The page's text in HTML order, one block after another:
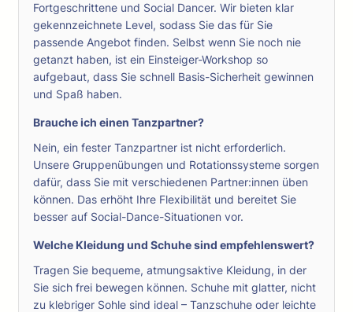
Fortgeschrittene und Social Dancer. Wir bieten klar
gekennzeichnete Level, sodass Sie das für Sie
passende Angebot finden. Selbst wenn Sie noch nie
getanzt haben, ist ein Einsteiger-Workshop so
aufgebaut, dass Sie schnell Basis-Sicherheit gewinnen
und Spaß haben.
Brauche ich einen Tanzpartner?
Nein, ein fester Tanzpartner ist nicht erforderlich.
Unsere Gruppenübungen und Rotationssysteme sorgen
dafür, dass Sie mit verschiedenen Partner:innen üben
können. Das erhöht Ihre Flexibilität und bereitet Sie
besser auf Social-Dance-Situationen vor.
Welche Kleidung und Schuhe sind empfehlenswert?
Tragen Sie bequeme, atmungsaktive Kleidung, in der
Sie sich frei bewegen können. Schuhe mit glatter, nicht
zu klebriger Sohle sind ideal – Tanzschuhe oder leichte